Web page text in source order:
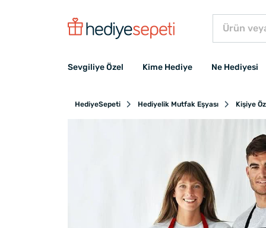
Sevgiliye Özel Kime Hediye Ne Hediyesi
HediyeSepeti Hediyelik Mutfak Eşyası Kişiye